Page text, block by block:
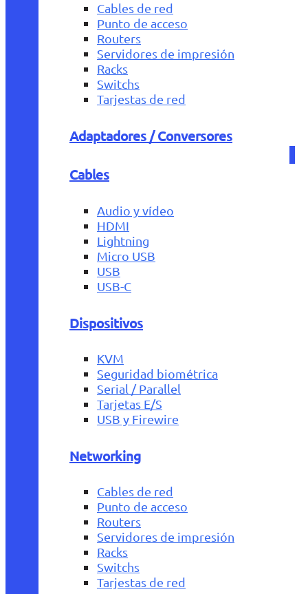
Cables de red
Punto de acceso
Routers
Servidores de impresión
Racks
Switchs
Tarjestas de red
Adaptadores / Conversores
Cables
Audio y vídeo
HDMI
Lightning
Micro USB
USB
USB-C
Dispositivos
KVM
Seguridad biométrica
Serial / Parallel
Tarjetas E/S
USB y Firewire
Networking
Cables de red
Punto de acceso
Routers
Servidores de impresión
Racks
Switchs
Tarjestas de red